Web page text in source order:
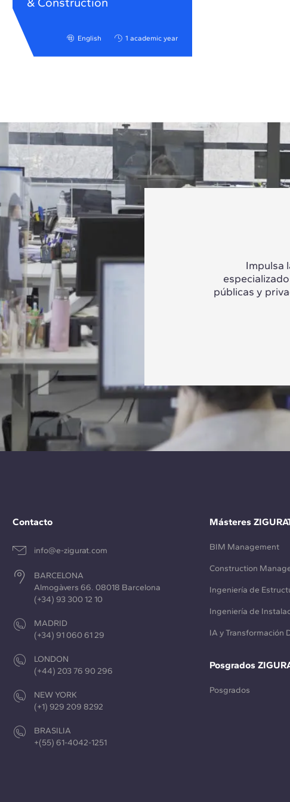
English 1 academic year
Impulsa
públicas y
Contacto
info@e-zigurat.com
BARCELONA
Almogàvers 66. 08018 Barcelona
(+34) 93 300 12 10
MADRID
(+34) 91 060 61 29
LONDON
(+44) 203 76 90 296
NEW YORK
(+1) 929 209 8292
BRASILIA
+(55) 61-4042-1251
Másteres
BIM Management
Construction
Ingeniería de
Ingeniería de
IA y Transformación
Posgrados
Posgrados